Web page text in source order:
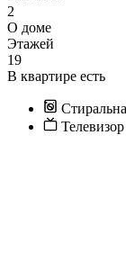
2
О доме
Этажей
19
В квартире есть
Телевизор